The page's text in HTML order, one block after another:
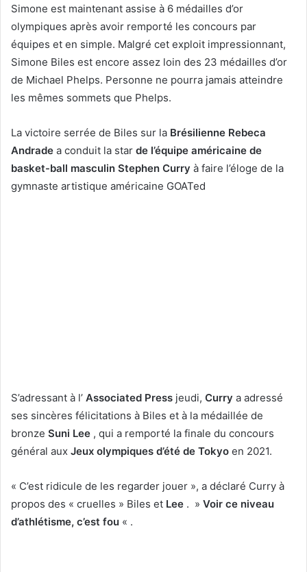
Simone est maintenant assise à 6 médailles d’or
olympiques après avoir remporté les concours par
équipes et en simple. Malgré cet exploit impressionnant,
Simone Biles est encore assez loin des 23 médailles d’or
de Michael Phelps. Personne ne pourra jamais atteindre
les mêmes sommets que Phelps.
La victoire serrée de Biles sur la Brésilienne Rebeca
Andrade a conduit la star de l’équipe américaine de
basket-ball masculin Stephen Curry à faire l’éloge de la
gymnaste artistique américaine GOATed
S’adressant à l’ Associated Press jeudi, Curry a adressé
ses sincères félicitations à Biles et à la médaillée de
bronze Suni Lee , qui a remporté la finale du concours
général aux Jeux olympiques d’été de Tokyo en 2021.
« C’est ridicule de les regarder jouer », a déclaré Curry à
propos des « cruelles » Biles et Lee . » Voir ce niveau
d’athlétisme, c’est fou « .